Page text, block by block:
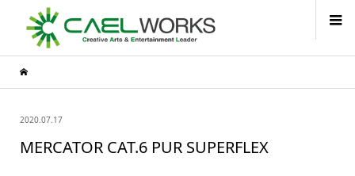
2020.07.17
MERCATOR CAT.6 PUR SUPERFLEX